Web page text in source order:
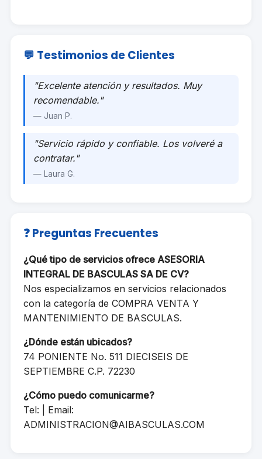
💬 Testimonios de Clientes
"Excelente atención y resultados. Muy
recomendable."
— Juan P.
"Servicio rápido y confiable. Los volveré a
contratar."
— Laura G.
❓ Preguntas Frecuentes
¿Qué tipo de servicios ofrece ASESORIA
INTEGRAL DE BASCULAS SA DE CV?
Nos especializamos en servicios relacionados
con la categoría de COMPRA VENTA Y
MANTENIMIENTO DE BASCULAS.
¿Dónde están ubicados?
74 PONIENTE No. 511 DIECISEIS DE
SEPTIEMBRE C.P. 72230
¿Cómo puedo comunicarme?
Tel: | Email:
ADMINISTRACION@AIBASCULAS.COM